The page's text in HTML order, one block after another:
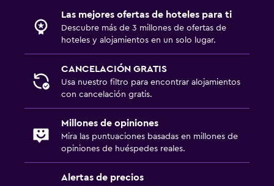
Servicios de lavandería/tintorería
Zona de trabajo
Fax/fotocopiadora
Las mejores ofertas de hoteles para ti
Descubre más de 3 millones de ofertas de
hoteles y alojamientos en un solo lugar.
CANCELACIÓN GRATIS
Usa nuestro filtro para encontrar alojamientos
con cancelación gratis.
Millones de opiniones
Mira las puntuaciones basadas en millones de
opiniones de huéspedes reales.
Alertas de precios